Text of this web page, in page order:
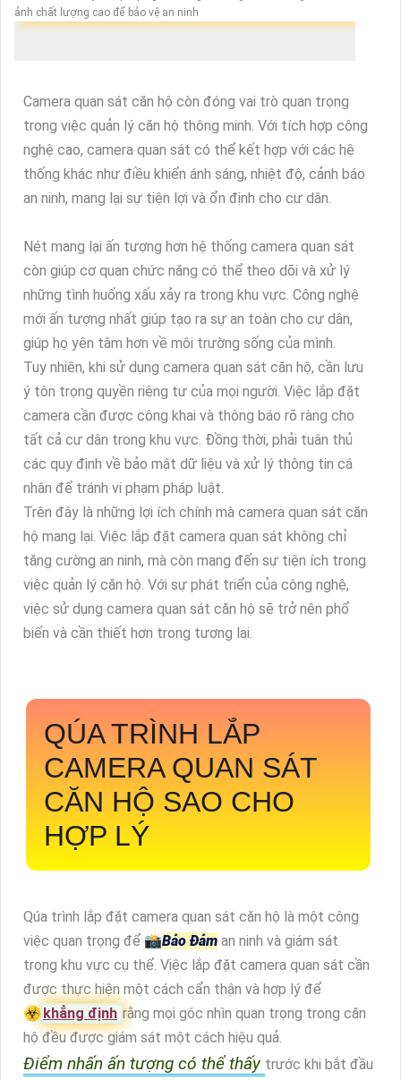
ảnh chất lượng cao để bảo vệ an ninh
Camera quan sát căn hộ còn đóng vai trò quan trọng
trong việc quản lý căn hộ thông minh. Với tích hợp công
nghệ cao, camera quan sát có thể kết hợp với các hệ
thống khác như điều khiển ánh sáng, nhiệt độ, cảnh báo
an ninh, mang lại sự tiện lợi và ổn định cho cư dân.
Nét mang lại ấn tượng hơn hệ thống camera quan sát
còn giúp cơ quan chức năng có thể theo dõi và xử lý
những tình huống xấu xảy ra trong khu vực. Công nghệ
mới ấn tượng nhất giúp tạo ra sự an toàn cho cư dân,
giúp họ yên tâm hơn về môi trường sống của mình.
Tuy nhiên, khi sử dụng camera quan sát căn hộ, cần lưu
ý tôn trọng quyền riêng tư của mọi người. Việc lắp đặt
camera cần được công khai và thông báo rõ ràng cho
tất cả cư dân trong khu vực. Đồng thời, phải tuân thủ
các quy định về bảo mật dữ liệu và xử lý thông tin cá
nhân để tránh vi phạm pháp luật.
Trên đây là những lợi ích chính mà camera quan sát căn
hộ mang lại. Việc lắp đặt camera quan sát không chỉ
tăng cường an ninh, mà còn mang đến sự tiện ích trong
việc quản lý căn hộ. Với sự phát triển của công nghệ,
việc sử dụng camera quan sát căn hộ sẽ trở nên phổ
biến và cần thiết hơn trong tương lai.
QÚA TRÌNH LẮP
CAMERA QUAN SÁT
CĂN HỘ SAO CHO
HỢP LÝ
Qúa trình lắp đặt camera quan sát căn hộ là một công
việc quan trọng để 📸Bảo Đảm an ninh và giám sát
trong khu vực cụ thể. Việc lắp đặt camera quan sát cần
được thực hiện một cách cẩn thận và hợp lý để
☣️ khẳng định rằng mọi góc nhìn quan trọng trong căn
hộ đều được giám sát một cách hiệu quả.
Điểm nhấn ấn tượng có thể thấy trước khi bắt đầu